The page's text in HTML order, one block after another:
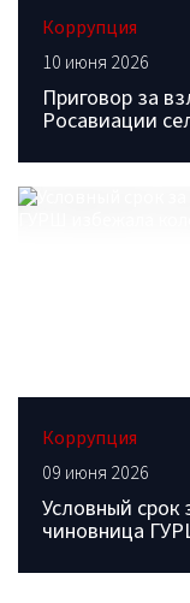
Коррупция
10 июня 2026
Приговор за
Росавиации
Коррупция
09 июня 2026
Условный срок
чиновница